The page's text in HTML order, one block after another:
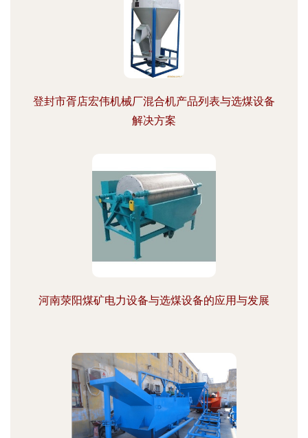
登封市胥店宏伟机械厂混合机产品列表与选煤设备
解决方案
河南荥阳煤矿电力设备与选煤设备的应用与发展